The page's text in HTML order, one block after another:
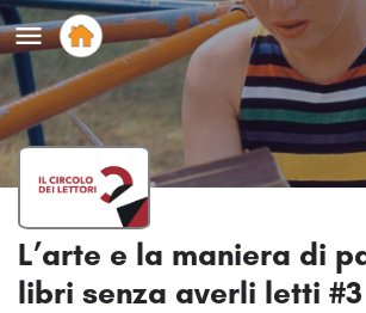
L’arte e la maniera di
libri senza averli letti #3